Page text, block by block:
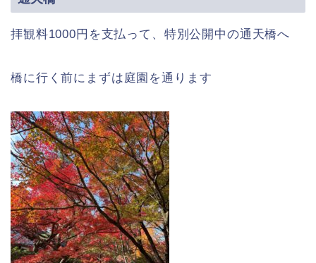
拝観料1000円を支払って、特別公開中の通天橋へ
橋に行く前にまずは庭園を通ります